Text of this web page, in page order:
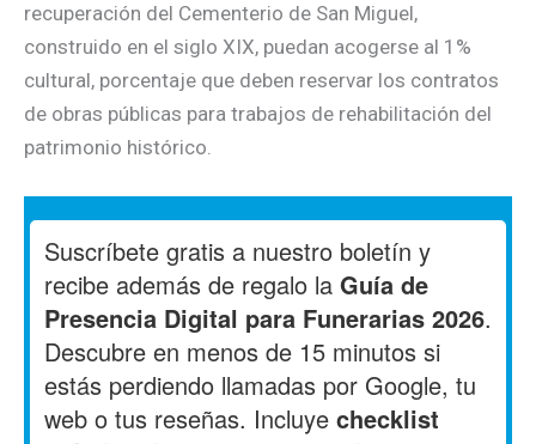
recuperación del Cementerio de San Miguel,
construido en el siglo XIX, puedan acogerse al 1%
cultural, porcentaje que deben reservar los contratos
de obras públicas para trabajos de rehabilitación del
patrimonio histórico.